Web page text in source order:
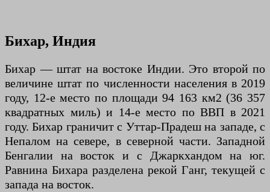
Бихар, Индия
Бихар — штат на востоке Индии. Это второй по
величине штат по численности населения в 2019
году, 12-е место по площади 94 163 км2 (36 357
квадратных миль) и 14-е место по ВВП в 2021
году. Бихар граничит с Уттар-Прадеш на западе, с
Непалом на севере, в северной части. Западной
Бенгалии на восток и с Джаркхандом на юг.
Равнина Бихара разделена рекой Ганг, текущей с
запада на восток.